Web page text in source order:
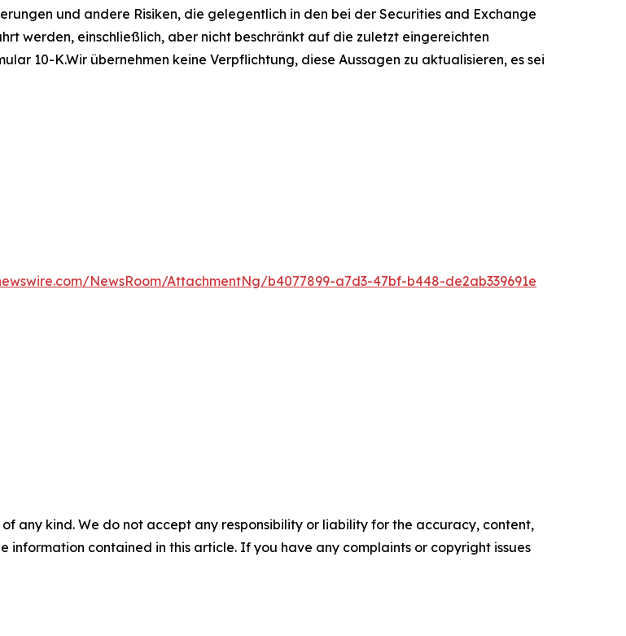
und andere Risiken, die gelegentlich in den bei der Securities and Exchange
werden, einschließlich, aber nicht beschränkt auf die zuletzt eingereichten
10-K.Wir übernehmen keine Verpflichtung, diese Aussagen zu aktualisieren, es sei
NewsRoom/AttachmentNg/b4077899-a7d3-47bf-b448-de2ab339691e
any kind. We do not accept any responsibility or liability for the accuracy, content,
information contained in this article. If you have any complaints or copyright issues